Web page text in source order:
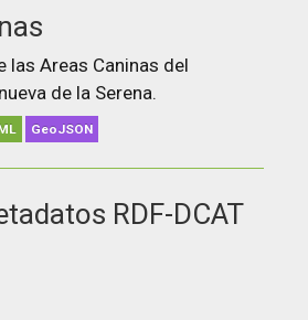
las Areas Caninas del
de la Serena.
GeoJSON
RDF-DCAT